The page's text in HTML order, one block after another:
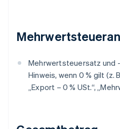
Mehrwertsteuersatz und
Hinweis, wenn 0 % gilt (z.
„Export – 0 % USt.“,